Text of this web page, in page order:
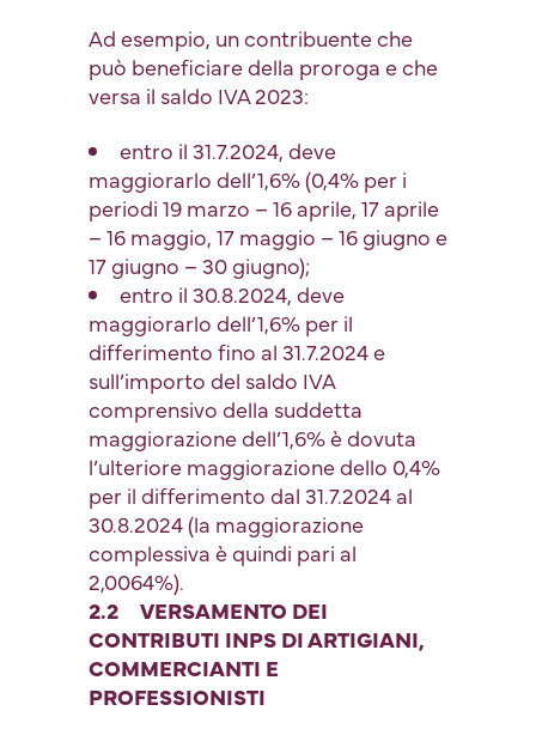
Ad esempio, un contribuente che
può beneficiare della proroga e che
versa il saldo IVA 2023:
entro il 31.7.2024, deve
maggiorarlo dell’1,6% (0,4% per i
periodi 19 marzo – 16 aprile, 17 aprile
– 16 maggio, 17 maggio – 16 giugno e
17 giugno – 30 giugno);
entro il 30.8.2024, deve
maggiorarlo dell’1,6% per il
differimento fino al 31.7.2024 e
sull’importo del saldo IVA
comprensivo della suddetta
maggiorazione dell’1,6% è dovuta
l’ulteriore maggiorazione dello 0,4%
per il differimento dal 31.7.2024 al
30.8.2024 (la maggiorazione
complessiva è quindi pari al
2,0064%).
2.2 VERSAMENTO DEI
CONTRIBUTI INPS DI ARTIGIANI,
COMMERCIANTI E
PROFESSIONISTI